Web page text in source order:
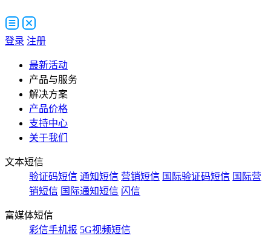
登录 注册
最新活动
产品与服务
解决方案
产品价格
支持中心
关于我们
文本短信
验证码短信 通知短信 营销短信 国际验证码短信 国际营
销短信 国际通知短信 闪信
富媒体短信
彩信手机报 5G视频短信